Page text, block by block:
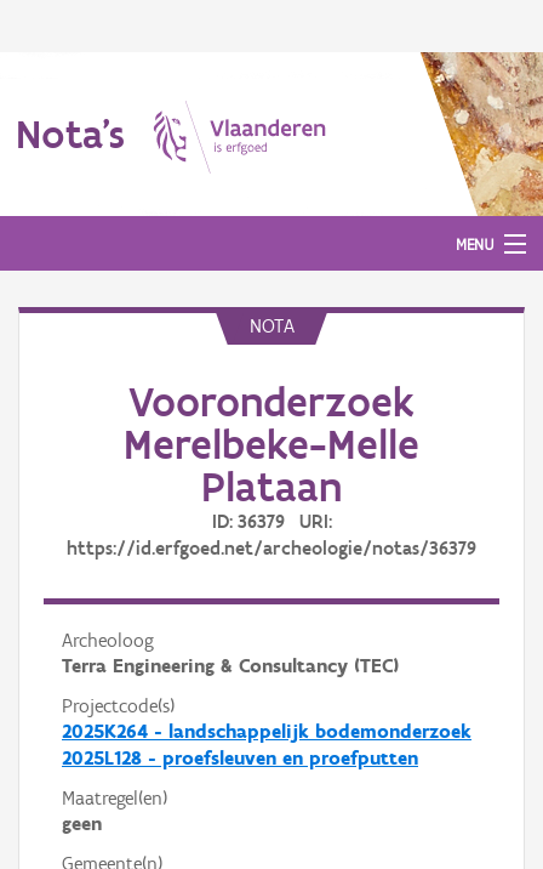
Nota's
MENU
NOTA
Vooronderzoek
Merelbeke-Melle
Plataan
ID: 36379 URI:
https://id.erfgoed.net/archeologie/notas/36379
Archeoloog
Terra Engineering & Consultancy (TEC)
Projectcode(s)
2025K264 - landschappelijk bodemonderzoek
2025L128 - proefsleuven en proefputten
Maatregel(en)
geen
Gemeente(n)